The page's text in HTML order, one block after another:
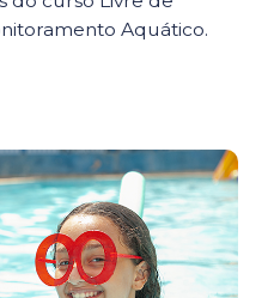
Aquático.